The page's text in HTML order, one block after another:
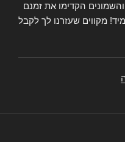
הקדימו את זמנם
מקווים שעזרנו לך לקבל